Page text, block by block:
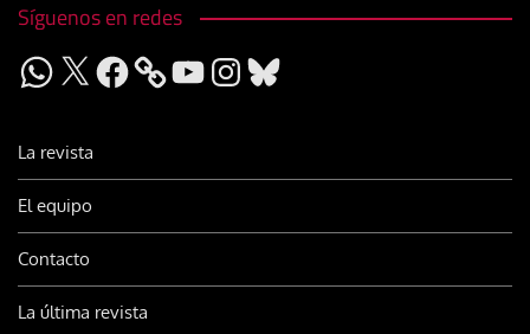
Síguenos en redes
WhatsApp
X Facebook YouTubeInstagram
Bluesky
La revista
El equipo
Contacto
La última revista